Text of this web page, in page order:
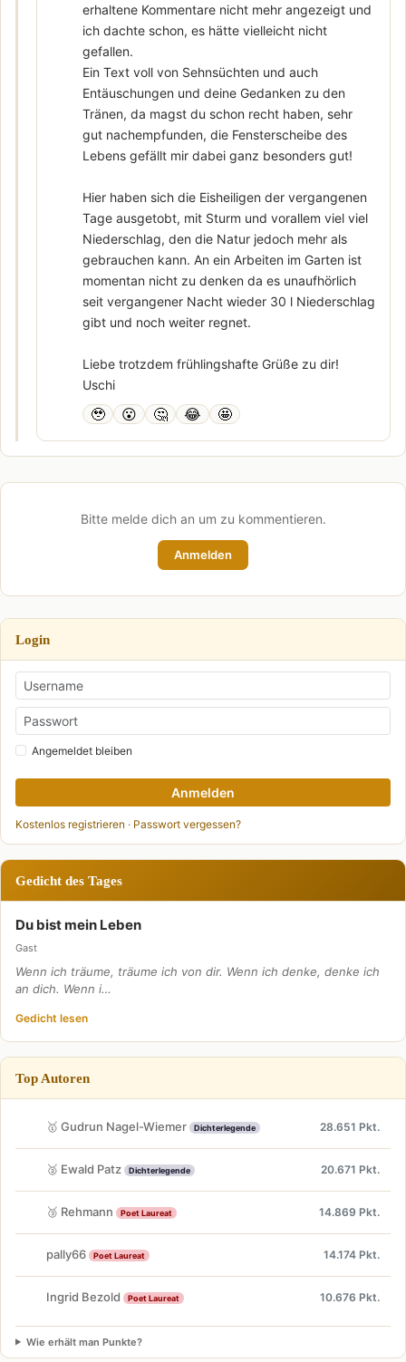
erhaltene Kommentare nicht mehr angezeigt und
ich dachte schon, es hätte vielleicht nicht
gefallen.
Ein Text voll von Sehnsüchten und auch
Entäuschungen und deine Gedanken zu den
Tränen, da magst du schon recht haben, sehr
gut nachempfunden, die Fensterscheibe des
Lebens gefällt mir dabei ganz besonders gut!
Hier haben sich die Eisheiligen der vergangenen
Tage ausgetobt, mit Sturm und vorallem viel viel
Niederschlag, den die Natur jedoch mehr als
gebrauchen kann. An ein Arbeiten im Garten ist
momentan nicht zu denken da es unaufhörlich
seit vergangener Nacht wieder 30 l Niederschlag
gibt und noch weiter regnet.
Liebe trotzdem frühlingshafte Grüße zu dir!
Uschi
🥹 😮 🤔 😂 🤩
Bitte melde dich an um zu kommentieren.
Anmelden
Login
Angemeldet bleiben
Anmelden
Kostenlos registrieren · Passwort vergessen?
Gedicht des Tages
Du bist mein Leben
Gast
Wenn ich träume, träume ich von dir. Wenn ich denke, denke ich
an dich. Wenn i…
Gedicht lesen
Top Autoren
🥇 Gudrun Nagel-Wiemer Dichterlegende 28.651 Pkt.
🥈 Ewald Patz Dichterlegende 20.671 Pkt.
🥉 Rehmann Poet Laureat 14.869 Pkt.
pally66 Poet Laureat 14.174 Pkt.
Ingrid Bezold Poet Laureat 10.676 Pkt.
Wie erhält man Punkte?